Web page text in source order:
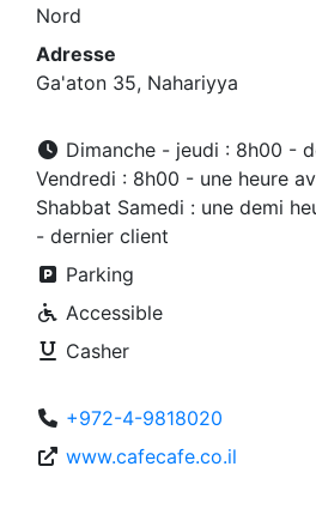
Nord
Adresse
Ga'aton 35, Nahariyya
Dimanche - jeudi : 8h00 -
Vendredi : 8h00 - une heure
Shabbat Samedi : une demi
- dernier client
Parking
Accessible
Casher
+972-4-9818020
www.cafecafe.co.il